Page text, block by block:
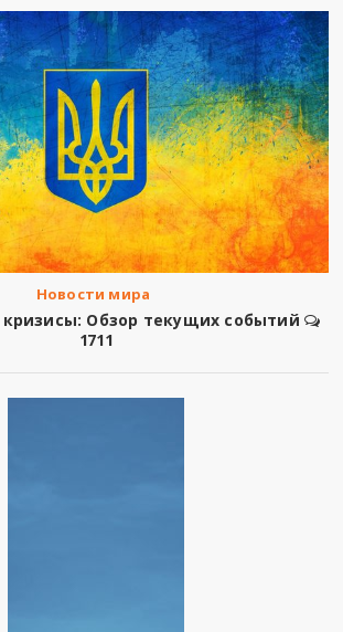
Новости мира
Обзор текущих событий
1711